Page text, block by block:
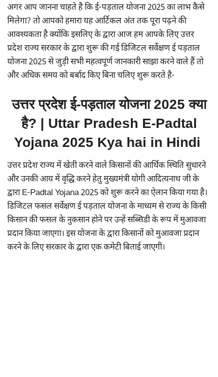
अगर आप जानना चाहते है कि ई-पड़ताल योजना 2025 का लाभ कैसे
मिलेगा? तो आपको हमारा यह आर्टिकल अंत तक पूरा पढ़ने की
आवश्यकता है क्योंकि इसलिए के द्वारा आज हम आपके लिए उत्तर
प्रदेश राज्य सरकार के द्वारा शुरू की गई डिजिटल सर्वेक्षण ई पड़ताल
योजना 2025 से जुड़ी सभी महत्वपूर्ण जानकारी साझा करने वाले हैं तो
और अधिक समय को बर्बाद किए बिना चलिए शुरू करते है-
उत्तर प्रदेश ई-पड़ताल योजना 2025 क्या
है? | Uttar Pradesh E-Padtal
Yojana 2025 Kya hai in Hindi
उत्तर प्रदेश राज्य में खेती करने वाले किसानों की आर्थिक स्थिति सुधारने
और उनकी आय में वृद्धि करने हेतु मुख्यमंत्री योगी आदित्यनाथ जी के
द्वारा E-Padtal Yojana 2025 को शुरू करने का ऐलान किया गया है।
डिजिटल फसल सर्वेक्षण ई पड़ताल योजना के माध्यम से राज्य के किसी
किसान की फसल के नुकसान होने पर उन्हें सब्सिडी के रूप में मुआवजा
प्रदान किया जाएगा। इस योजना के द्वारा किसानों को मुआवजा प्रदान
करने के लिए सरकार के द्वारा एक कमेटी बिताई जाएगी।